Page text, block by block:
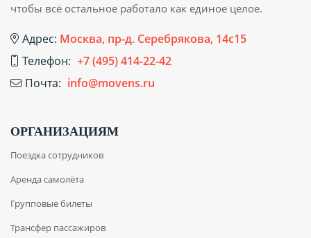
чтобы всё остальное работало как единое целое.
Адрес: Москва, пр-д. Серебрякова, 14с15
Телефон: +7 (495) 414-22-42
Почта: info@movens.ru
ОРГАНИЗАЦИЯМ
Поездка сотрудников
Аренда самолёта
Групповые билеты
Трансфер пассажиров